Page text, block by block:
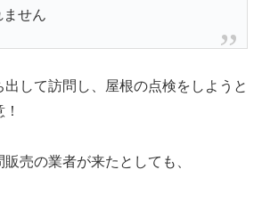
ません
出して訪問し、屋根の点検をしようと
売の業者が来たとしても、